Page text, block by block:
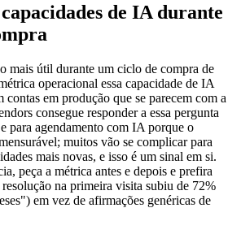
de IA durante
mais útil durante um ciclo de compra de
operacional essa capacidade de IA
contas em produção que se parecem com a
consegue responder a essa pergunta
para agendamento com IA porque o
muitos vão se complicar para
mais novas, e isso é um sinal em si.
peça a métrica antes e depois e prefira
resolução na primeira visita subiu de 72%
em vez de afirmações genéricas de